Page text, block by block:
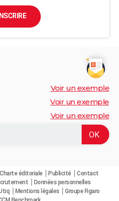
Voir un exemple
Voir un exemple
Voir un exemple
Charte éditoriale Publicité
Contact
Données personnelles
Mentions légales
Groupe Figaro